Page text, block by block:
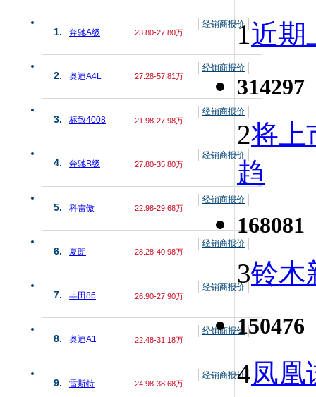
1. 奔驰A级 23.80-27.80万
经销商报价
2. 奥迪A4L 27.28-57.81万
经销商报价
3. 标致4008 21.98-27.98万
经销商报价
4. 奔驰B级 27.80-35.80万
经销商报价
5. 科雷傲 22.98-29.68万
经销商报价
6. 夏朗 28.28-40.98万
经销商报价
7. 丰田86 26.90-27.90万
经销商报价
8. 奥迪A1 22.48-31.18万
经销商报价
9. 雷斯特 24.98-38.68万
经销商报价
1近期
314297
2将上
趋
168081
3铃木
150476
4凤凰